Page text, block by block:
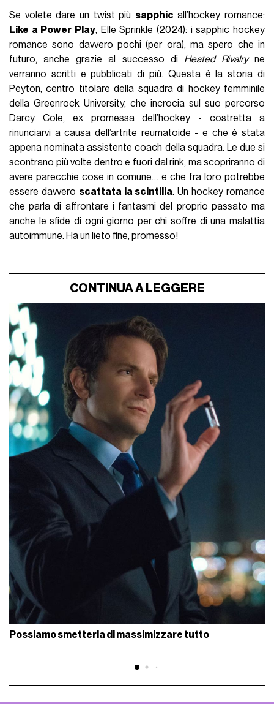
Se volete dare un twist più sapphic all’hockey romance:
Like a Power Play, Elle Sprinkle (2024): i sapphic hockey
romance sono davvero pochi (per ora), ma spero che in
futuro, anche grazie al successo di Heated Rivalryne
verranno scritti e pubblicati di più. Questa è la storia di
Peyton, centro titolare della squadra di hockey femminile
della Greenrock University, che incrocia sul suo percorso
Darcy Cole, ex promessa dell’hockey - costretta a
rinunciarvi a causa dell’artrite reumatoide - e che è stata
appena nominata assistente coach della squadra. Le due si
scontrano più volte dentro e fuori dal rink, ma scopriranno di
avere parecchie cose in comune… e che fra loro potrebbe
essere davvero scattata la scintilla. Un hockey romance
che parla di aﬀrontare i fantasmi del proprio passato ma
anche le sfide di ogni giorno per chi soﬀre di una malattia
autoimmune. Ha un lieto fine, promesso!
CONTINUA A LEGGERE
Possiamo smetterla di massimizzare tutto